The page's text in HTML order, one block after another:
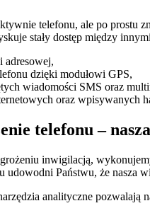
telefonu, ale po prostu
stały dostęp między
adresowej,
dzięki modułowi GPS,
wiadomości SMS oraz
oraz wpisywanych
telefonu –
inwigilacją,
udowodni Państwu, że nasza
analityczne pozwalają